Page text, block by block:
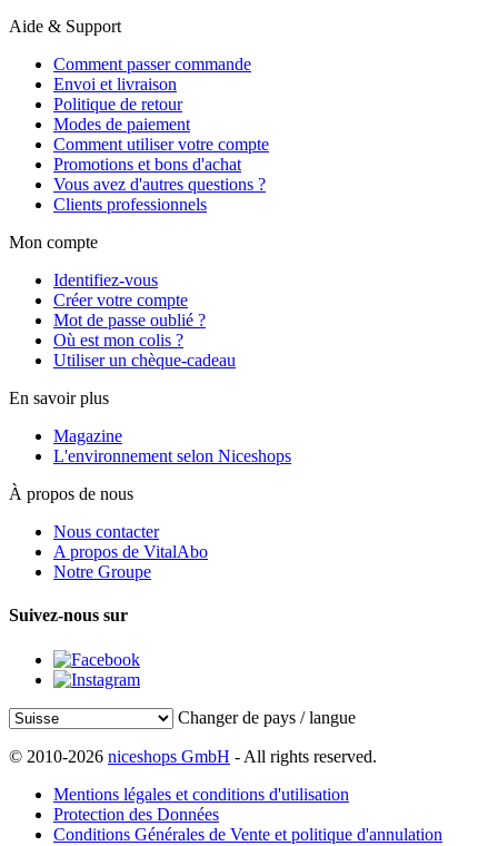
Aide & Support
Comment passer commande
Envoi et livraison
Politique de retour
Modes de paiement
Comment utiliser votre compte
Promotions et bons d'achat
Vous avez d'autres questions ?
Clients professionnels
Mon compte
Identifiez-vous
Créer votre compte
Mot de passe oublié ?
Où est mon colis ?
Utiliser un chèque-cadeau
En savoir plus
Magazine
L'environnement selon Niceshops
À propos de nous
Nous contacter
A propos de VitalAbo
Notre Groupe
Suivez-nous sur
Changer de pays / langue
© 2010-2026 niceshops GmbH - All rights reserved.
Mentions légales et conditions d'utilisation
Protection des Données
Conditions Générales de Vente et politique d'annulation